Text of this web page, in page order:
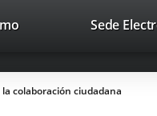
Trabaja con nosotros
This
open
in
Sede
colaboración ciudadana